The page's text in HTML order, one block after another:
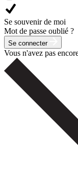
Se souvenir de moi
Mot de passe oublié ?
Se connecter
Vous n'avez pas